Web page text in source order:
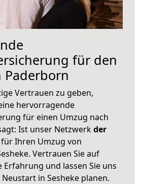
für den
Paderborn
Vertrauen zu geben,
hervorragende
für einen Umzug nach
Ist unser Netzwerkder
für Ihren Umzug von
Vertrauen Sie auf
Erfahrung und lassen Sie uns
in Sesheke planen.